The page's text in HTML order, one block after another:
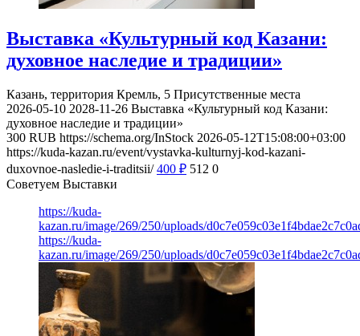
Выставка «Культурный код Казани:
духовное наследие и традиции»
Казань, территория Кремль, 5 Присутственные места
2026-05-10 2028-11-26 Выставка «Культурный код Казани:
духовное наследие и традиции»
300 RUB https://schema.org/InStock 2026-05-12T15:08:00+03:00
https://kuda-kazan.ru/event/vystavka-kulturnyj-kod-kazani-
duxovnoe-nasledie-i-traditsii/ 400 ₽ 512 0
Советуем Выставки
https://kuda-
kazan.ru/image/269/250/uploads/
https://kuda-
kazan.ru/image/269/250/uploads/